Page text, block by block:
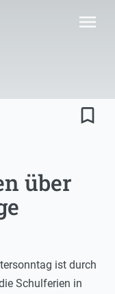
menu
bookmark_border
über
ist durch
Schulferien in